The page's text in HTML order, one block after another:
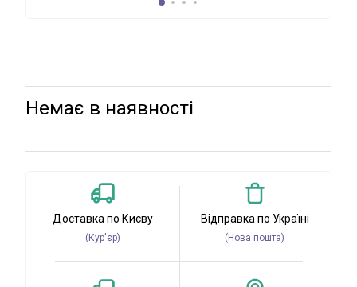
Немає в наявності
Доставка по Києву
(Кур'єр)
Відправка по Україні
(Нова пошта)